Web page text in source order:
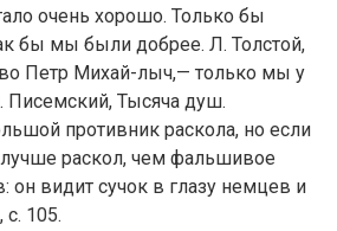
очень хорошо. Только бы
бы мы были добрее. Л. Толстой,
Петр Михай-лыч,— только мы у
Писемский, Тысяча душ.
противник раскола, но если
раскол, чем фальшивое
он видит сучок в глазу немцев и
105.